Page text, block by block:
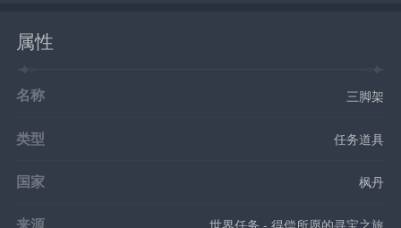
属性
名称 三脚架
类型 任务道具
国家 枫丹
来源 世界任务 - 得偿所愿的寻宝之旅